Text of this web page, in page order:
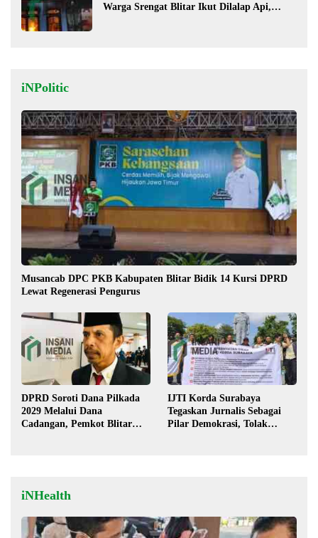
Warga Srengat Blitar Ikut Dilalap Api,
iNPolitic
Musancab DPC PKB Kabupaten Blitar Bidik 14 Kursi DPRD
Lewat Regenerasi Pengurus
DPRD Soroti Dana Pilkada
2029 Melalui Dana
Cadangan, Pemkot Blitar
IJTI Korda Surabaya
Tegaskan Jurnalis Sebagai
Pilar Demokrasi, Tolak
iNHealth